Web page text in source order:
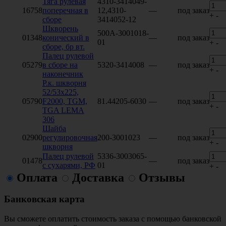
16758поперечная в
сборе
12,4310-
3414052-12
— под заказ
+ -
01348
Шкворень
конический в
сборе, бр вт.
500А-3001018-
01
— под заказ
+ -
05279
Палец рулевой
в сборе на
наконечник
5320-3414008 — под заказ
+ -
05790
Р.к. шкворня
52/53x225,
F2000, TGM,
TGA LEMA
306
81.44205-6030 — под заказ
+ -
02900
Шайба
регулировочная
шкворня
200-3001023 — под заказ
+ -
01478
Палец рулевой
с сухарями, РФ
5336-3003065-
01
— под заказ
+ -
Оплата Доставка Отзывы
Банковская карта
Вы сможете оплатить стоимость заказа с помощью банковской